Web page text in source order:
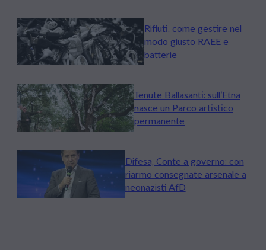
Rifiuti, come gestire nel
modo giusto RAEE e
batterie
Tenute Ballasanti: sull’Etna
nasce un Parco artistico
permanente
Difesa, Conte a governo: con
riarmo consegnate arsenale a
neonazisti AfD